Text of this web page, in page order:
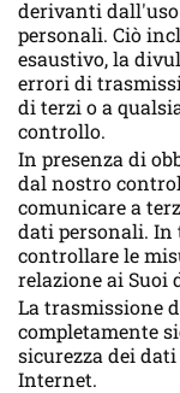
derivanti
personali. Ciò
esaustivo, la
errori di
di terzi o a
controllo.
In presenza di
dal nostro
comunicare a
dati personali. In
controllare le
relazione ai Suoi
La trasmissione
completamente
sicurezza dei
Internet.